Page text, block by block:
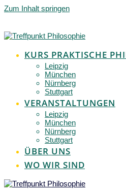
Zum Inhalt springen
KURS PRAKTISCHE
Leipzig
München
Nürnberg
Stuttgart
VERANSTALTUNGEN
Leipzig
München
Nürnberg
Stuttgart
ÜBER UNS
WO WIR SIND